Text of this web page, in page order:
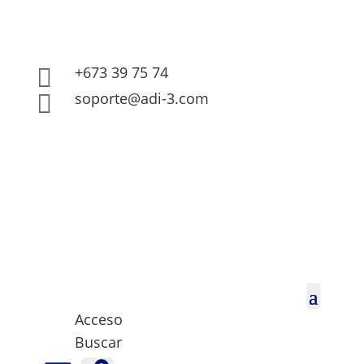
 +673 39 75 74
 soporte@adi-3.com
Acceso
Buscar